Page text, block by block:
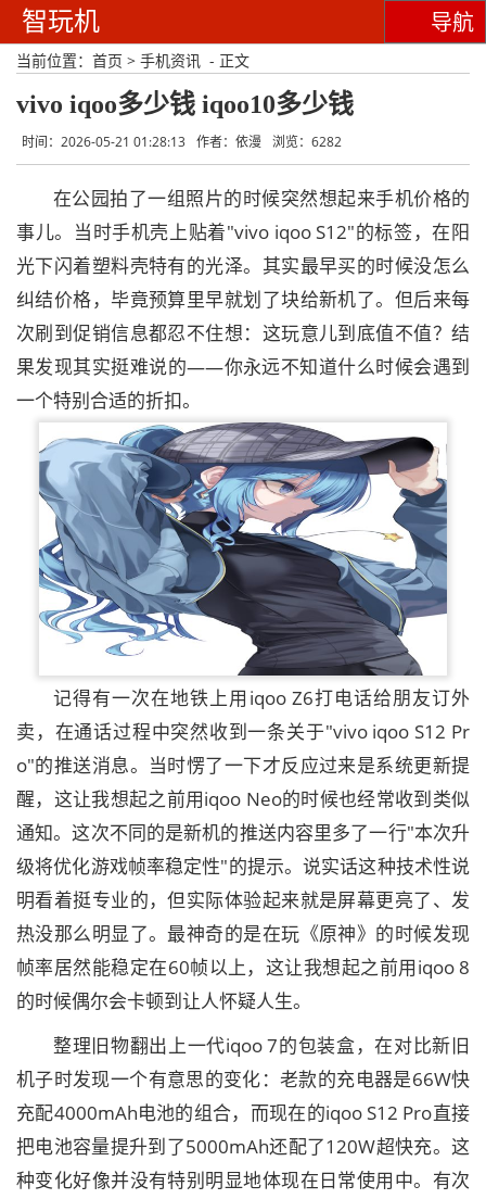
智玩机 导航
当前位置： 首页 > 手机资讯 - 正文
vivo iqoo多少钱 iqoo10多少钱
时间：2026-05-21 01:28:13 作者：依漫 浏览：6282
在公园拍了一组照片的时候突然想起来手机价格的
事儿。当时手机壳上贴着"vivo iqoo S12"的标签，在阳
光下闪着塑料壳特有的光泽。其实最早买的时候没怎么
纠结价格，毕竟预算里早就划了块给新机了。但后来每
次刷到促销信息都忍不住想：这玩意儿到底值不值？结
果发现其实挺难说的——你永远不知道什么时候会遇到
一个特别合适的折扣。
记得有一次在地铁上用iqoo Z6打电话给朋友订外
卖，在通话过程中突然收到一条关于"vivo iqoo S12 Pr
o"的推送消息。当时愣了一下才反应过来是系统更新提
醒，这让我想起之前用iqoo Neo的时候也经常收到类似
通知。这次不同的是新机的推送内容里多了一行"本次升
级将优化游戏帧率稳定性"的提示。说实话这种技术性说
明看着挺专业的，但实际体验起来就是屏幕更亮了、发
热没那么明显了。最神奇的是在玩《原神》的时候发现
帧率居然能稳定在60帧以上，这让我想起之前用iqoo 8
的时候偶尔会卡顿到让人怀疑人生。
整理旧物翻出上一代iqoo 7的包装盒，在对比新旧
机子时发现一个有意思的变化：老款的充电器是66W快
充配4000mAh电池的组合，而现在的iqoo S12 Pro直接
把电池容量提升到了5000mAh还配了120W超快充。这
种变化好像并没有特别明显地体现在日常使用中。有次